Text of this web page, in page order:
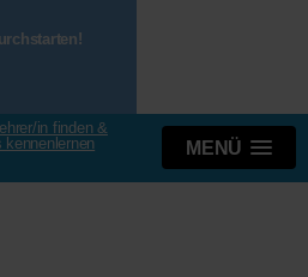
in finden &
kennenlernen
MENÜ